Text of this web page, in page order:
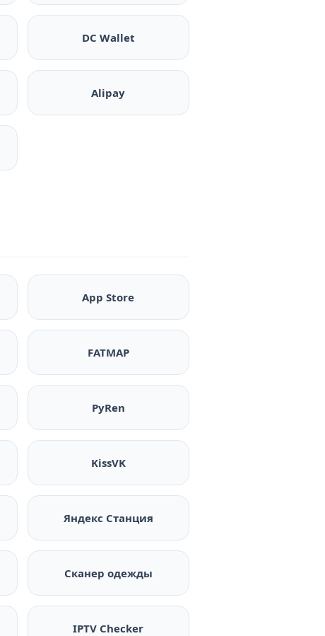
DC Wallet
Alipay
App Store
FATMAP
PyRen
KissVK
Яндекс Станция
Сканер одежды
IPTV Checker